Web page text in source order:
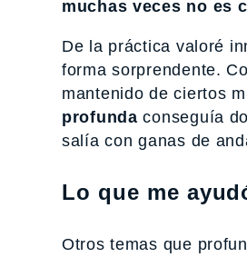
muchas veces no es
De la práctica valoré
forma sorprendente.
mantenido de ciertos
profunda conseguía
salía con ganas de
Lo que me
Otros temas que